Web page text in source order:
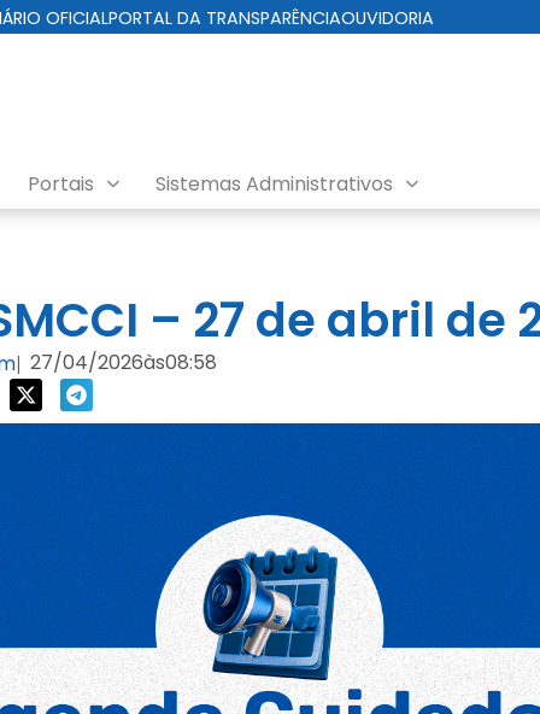
OFICIALPORTAL DA TRANSPARÊNCIAOUVIDORIA
Portais Sistemas Administrativos
– 27 de abril de
| 27/04/2026às08:58